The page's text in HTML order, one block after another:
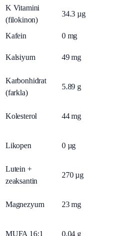
K Vitamini
(filokinon)
34.3 µg
Kafein 0 mg
Kalsiyum 49 mg
Karbonhidrat
(farkla)
5.89 g
Kolesterol 44 mg
Likopen 0 µg
Lutein +
zeaksantin
270 µg
Magnezyum 23 mg
MUFA 16:1 0.04 g